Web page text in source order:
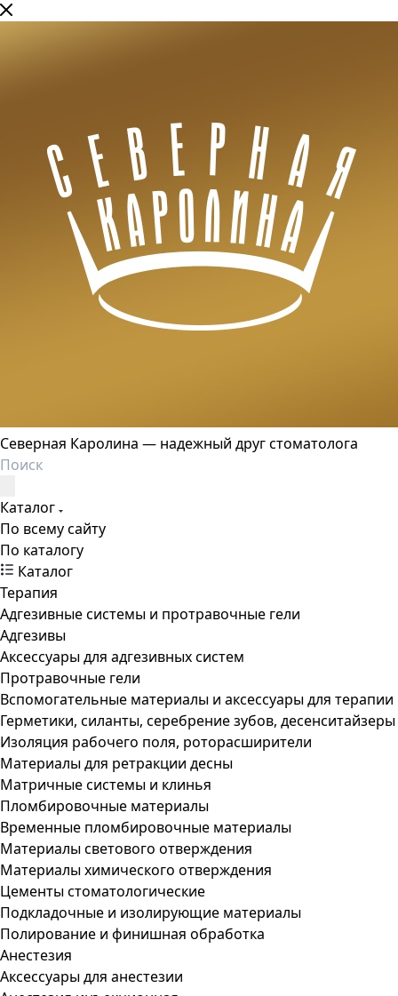
Северная Каролина — надежный друг стоматолога
Каталог
По всему сайту
По каталогу
Каталог
Терапия
Адгезивные системы и протравочные гели
Адгезивы
Аксессуары для адгезивных систем
Протравочные гели
Вспомогательные материалы и аксессуары для терапии
Герметики, силанты, серебрение зубов, десенситайзеры
Изоляция рабочего поля, роторасширители
Материалы для ретракции десны
Матричные системы и клинья
Пломбировочные материалы
Временные пломбировочные материалы
Материалы светового отверждения
Материалы химического отверждения
Цементы стоматологические
Подкладочные и изолирующие материалы
Полирование и финишная обработка
Анестезия
Аксессуары для анестезии